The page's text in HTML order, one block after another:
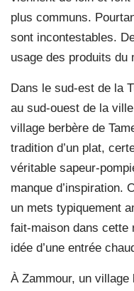
plus communs.
sont incontestables.
usage des produits du
Dans le sud-est de la
au sud-ouest de la
village berbère de
tradition d’un plat,
véritable sapeur-
manque d’inspiration.
un mets typiquement
fait-maison dans cette
idée d’une entrée
À Zammour, un